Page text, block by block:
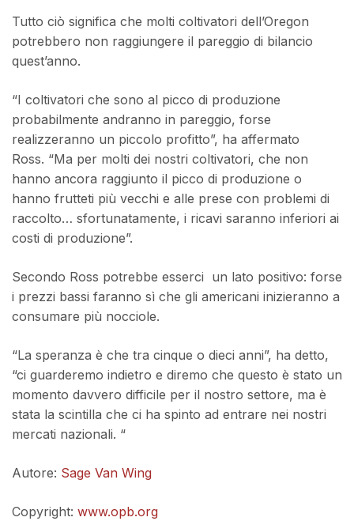
Tutto ciò significa che molti coltivatori dell’Oregon
potrebbero non raggiungere il pareggio di bilancio
quest’anno.
“I coltivatori che sono al picco di produzione
probabilmente andranno in pareggio, forse
realizzeranno un piccolo profitto”, ha affermato
Ross. “Ma per molti dei nostri coltivatori, che non
hanno ancora raggiunto il picco di produzione o
hanno frutteti più vecchi e alle prese con problemi di
raccolto… sfortunatamente, i ricavi saranno inferiori ai
costi di produzione”.
Secondo Ross potrebbe esserci un lato positivo: forse
i prezzi bassi faranno sì che gli americani inizieranno a
consumare più nocciole.
“La speranza è che tra cinque o dieci anni”, ha detto,
“ci guarderemo indietro e diremo che questo è stato un
momento davvero difficile per il nostro settore, ma è
stata la scintilla che ci ha spinto ad entrare nei nostri
mercati nazionali. “
Autore: Sage Van Wing
Copyright: www.opb.org